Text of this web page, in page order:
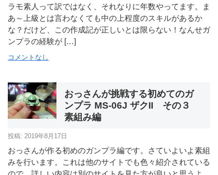
ラモ素人って訳ではなく、それなりに年数やってます。ま
あ～上級とは言わなくても中の上程度のスキルがあるか
な？だけど、この作成記が正しいとは限らない！なんせガ
ンプラの経験が […]
コメントなし
おっさんが挑戦する初めてのガ
ンプラ MS-06J ザクII その３
素組み編
投稿: 2019年8月17日
おっさんが作る初めのガンプラ編です。さていよいよ素組
みを行います。これは他のサイトでも色々紹介されている